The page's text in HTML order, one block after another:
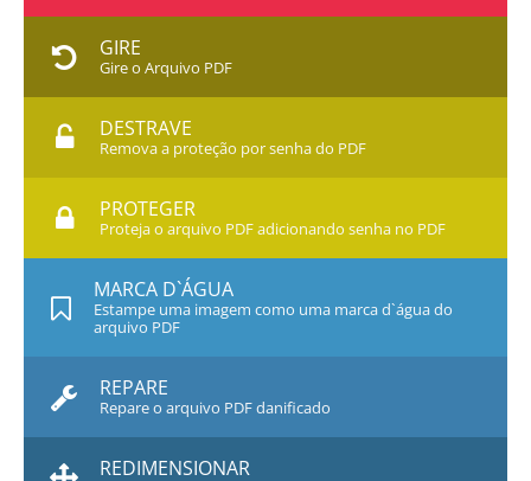
GIRE
Gire o Arquivo PDF
DESTRAVE
Remova a proteção por senha do PDF
PROTEGER
Proteja o arquivo PDF adicionando senha no PDF
MARCA D`ÁGUA
Estampe uma imagem como uma marca d`água do
arquivo PDF
REPARE
Repare o arquivo PDF danificado
REDIMENSIONAR